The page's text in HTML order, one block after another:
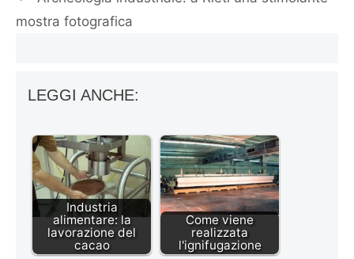
mostra fotografica
LEGGI ANCHE:
Industria
alimentare: la
lavorazione del
cacao
Come viene
realizzata
l'ignifugazione